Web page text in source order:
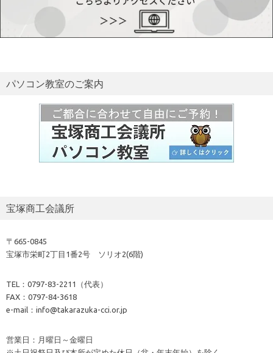
パソコン教室のご案内
宝塚商工会議所
〒665-0845
宝塚市栄町2丁目1番2号 ソリオ2(6階)
TEL：0797-83-2211（代表）
FAX：0797-84-3618
e-mail：info@takarazuka-cci.or.jp
営業日：月曜日～金曜日